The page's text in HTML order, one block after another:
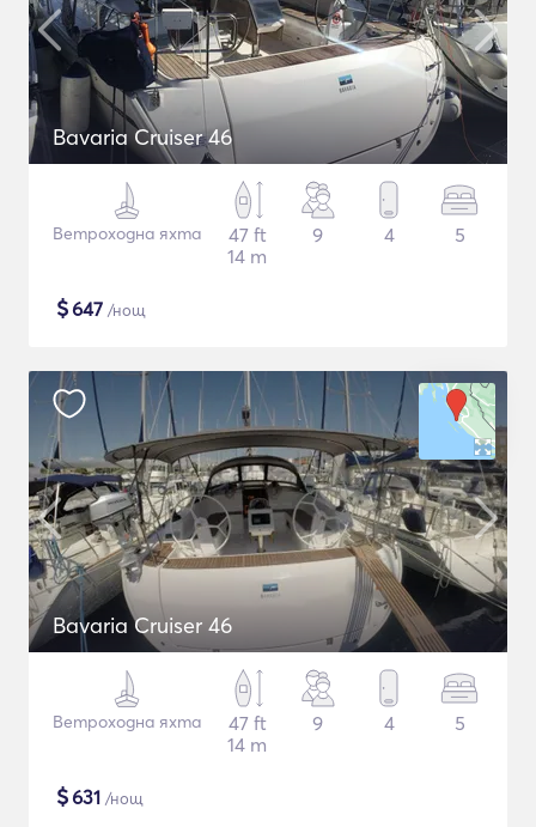
Bavaria Cruiser 46
Ветроходна яхта
47 ft
14 m
9 4 5
$647 /нощ
Bavaria Cruiser 46
Ветроходна яхта
47 ft
14 m
9 4 5
$631 /нощ